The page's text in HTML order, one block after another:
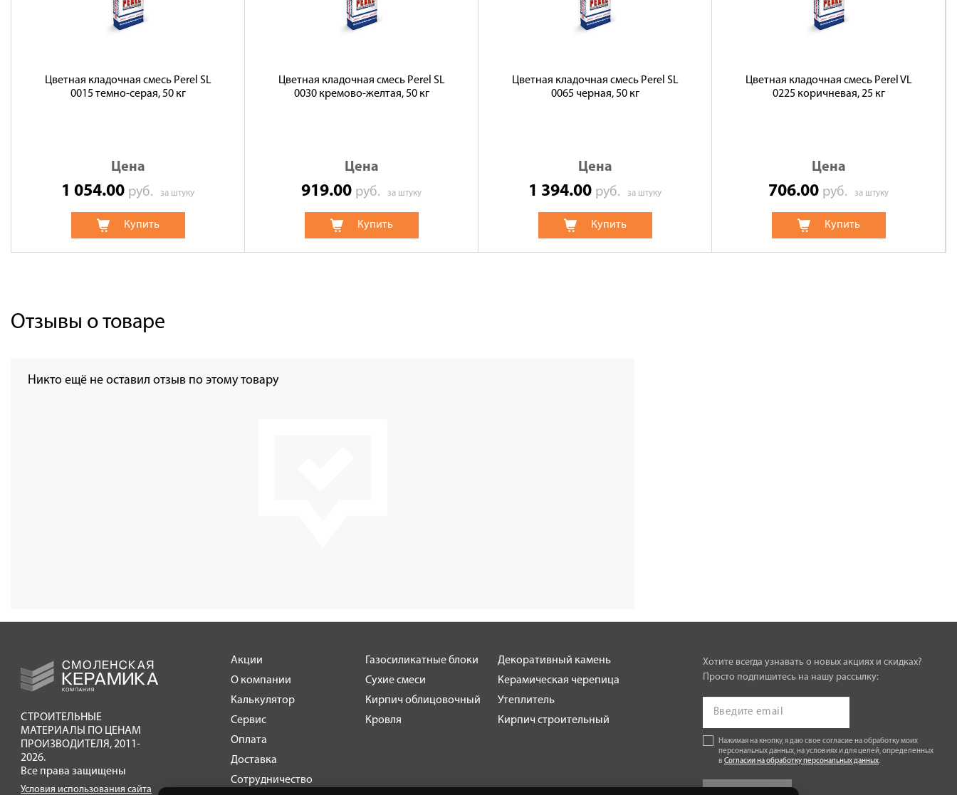
Цветная кладочная смесь Perel SL
0015 темно-серая, 50 кг
Цена
1 054.00 руб. за штуку
Купить
Цветная кладочная смесь Perel SL
0030 кремово-желтая, 50 кг
Цена
919.00 руб. за штуку
Купить
Цветная кладочная смесь Perel SL
0065 черная, 50 кг
Цена
1 394.00 руб. за штуку
Купить
Цветная кладочная смесь Perel VL
0225 коричневая, 25 кг
Цена
706.00 руб. за штуку
Купить
Отзывы о товаре
Никто ещё не оставил отзыв по этому товару
Акции
О компании
Калькулятор
Сервис
Оплата
Доставка
Сотрудничество
Газосиликатные блоки
Сухие смеси
Кирпич облицовочный
Кровля
Декоративный камень
Керамическая черепица
Утеплитель
Кирпич строительный
СТРОИТЕЛЬНЫЕ
МАТЕРИАЛЫ ПО ЦЕНАМ
ПРОИЗВОДИТЕЛЯ,2011-
2026.
Все права защищены
Условия использования сайта
Хотите всегда узнавать о новых акциях и скидках?
Просто подпишитесь на нашу рассылку:
Нажимая на кнопку, я даю свое согласие на обработку моих
персональных данных, на условиях и для целей, определенных
в Согласии на обработку персональных данных.